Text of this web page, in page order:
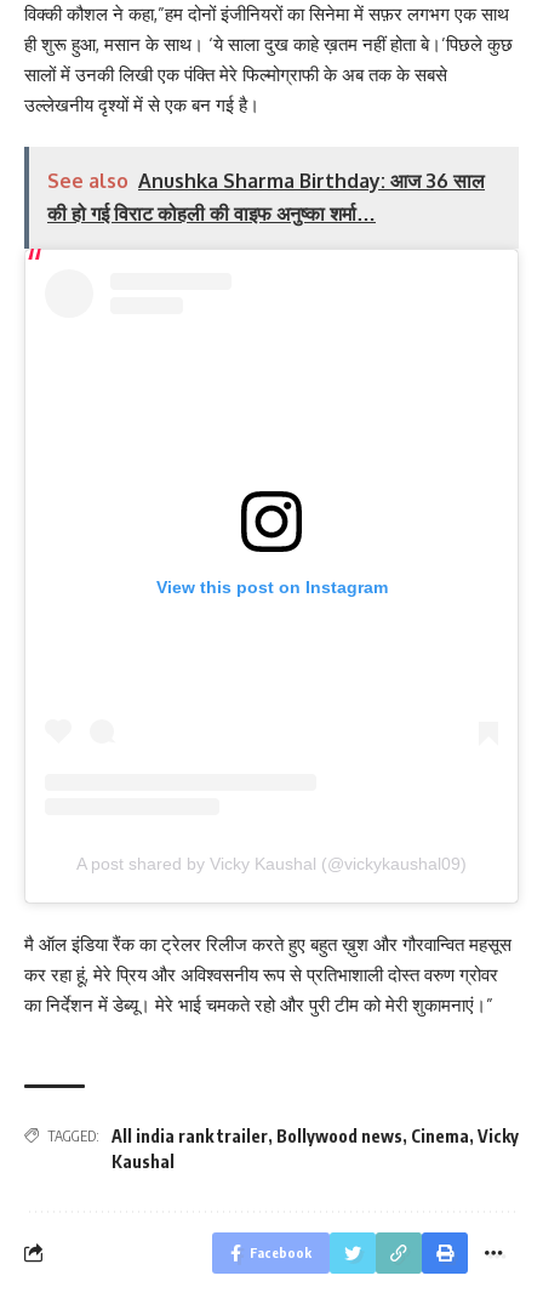
विक्की कौशल ने कहा,”हम दोनों इंजीनियरों का सिनेमा में सफ़र लगभग एक साथ
ही शुरू हुआ, मसान के साथ। ‘ये साला दुख काहे ख़तम नहीं होता बे।’पिछले कुछ
सालों में उनकी लिखी एक पंक्ति मेरे फिल्मोग्राफी के अब तक के सबसे
उल्लेखनीय दृश्यों में से एक बन गई है।
See also Anushka Sharma Birthday: आज 36 साल
की हो गई विराट कोहली की वाइफ अनुष्का शर्मा…
View this post on Instagram
A post shared by Vicky Kaushal (@vickykaushal09)
मै ऑल इंडिया रैंक का ट्रेलर रिलीज करते हुए बहुत ख़ुश और गौरवान्वित महसूस
कर रहा हूं, मेरे प्रिय और अविश्वसनीय रूप से प्रतिभाशाली दोस्त वरुण ग्रोवर
का निर्देशन में डेब्यू। मेरे भाई चमकते रहो और पुरी टीम को मेरी शुकामनाएं।”
TAGGED: All india rank trailer, Bollywood news, Cinema, Vicky
Kaushal
Facebook